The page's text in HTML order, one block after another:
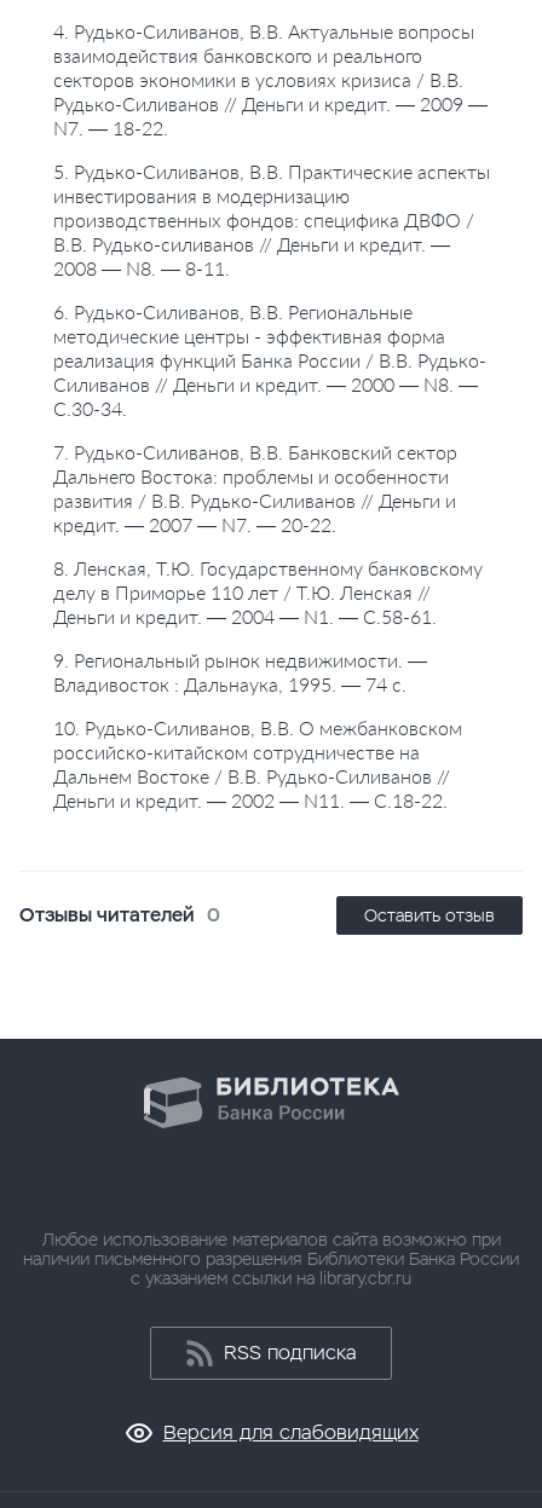
4. Рудько-Силиванов, В.В. Актуальные вопросы
взаимодействия банковского и реального
секторов экономики в условиях кризиса / В.В.
Рудько-Силиванов // Деньги и кредит. — 2009 —
N7. — 18-22.
5. Рудько-Силиванов, В.В. Практические аспекты
инвестирования в модернизацию
производственных фондов: специфика ДВФО /
В.В. Рудько-силиванов // Деньги и кредит. —
2008 — N8. — 8-11.
6. Рудько-Силиванов, В.В. Региональные
методические центры - эффективная форма
реализация функций Банка России / В.В. Рудько-
Силиванов // Деньги и кредит. — 2000 — N8. —
С.30-34.
7. Рудько-Силиванов, В.В. Банковский сектор
Дальнего Востока: проблемы и особенности
развития / В.В. Рудько-Силиванов // Деньги и
кредит. — 2007 — N7. — 20-22.
8. Ленская, Т.Ю. Государственному банковскому
делу в Приморье 110 лет / Т.Ю. Ленская //
Деньги и кредит. — 2004 — N1. — С.58-61.
9. Региональный рынок недвижимости. —
Владивосток : Дальнаука, 1995. — 74 с.
10. Рудько-Силиванов, В.В. О межбанковском
российско-китайском сотрудничестве на
Дальнем Востоке / В.В. Рудько-Силиванов //
Деньги и кредит. — 2002 — N11. — С.18-22.
Отзывы читателей 0 Оставить отзыв
Любое использование материалов сайта возможно при
наличии письменного разрешения Библиотеки Банка России
с указанием ссылки на library.cbr.ru
RSS подписка
Версия для слабовидящих